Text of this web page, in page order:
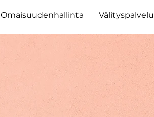
Omaisuudenhallinta Välityspalvelu